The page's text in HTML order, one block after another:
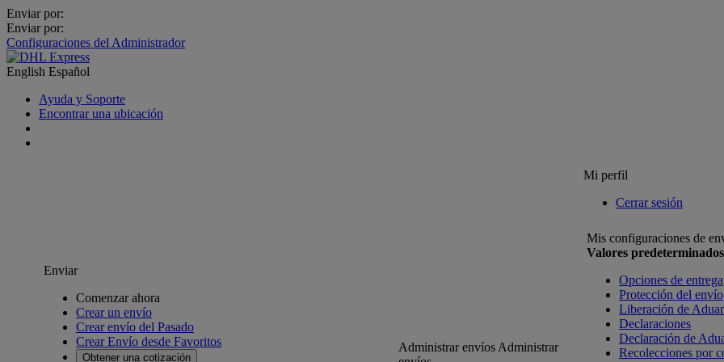
Enviar por:
Enviar por:
Configuraciones del Administrador
English Español
Ayuda y Soporte
Encontrar una ubicación
Mi perfil
Cerrar sesión
Enviar
Comenzar ahora
Crear un envío
Crear envío del Pasado
Crear Envío desde Favoritos
Obtener una cotización
Administrar envíos Administrar
Mis configuraciones de
Valores
Opciones de entrega
Protección del envío
Liberación de
Declaraciones
Declaración de
Recolecciones por